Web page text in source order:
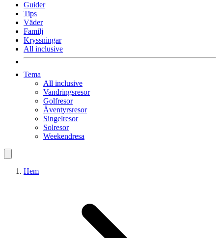
Guider
Tips
Väder
Familj
Kryssningar
All inclusive
Tema
All inclusive
Vandringsresor
Golfresor
Äventyrsresor
Singelresor
Solresor
Weekendresa
Hem